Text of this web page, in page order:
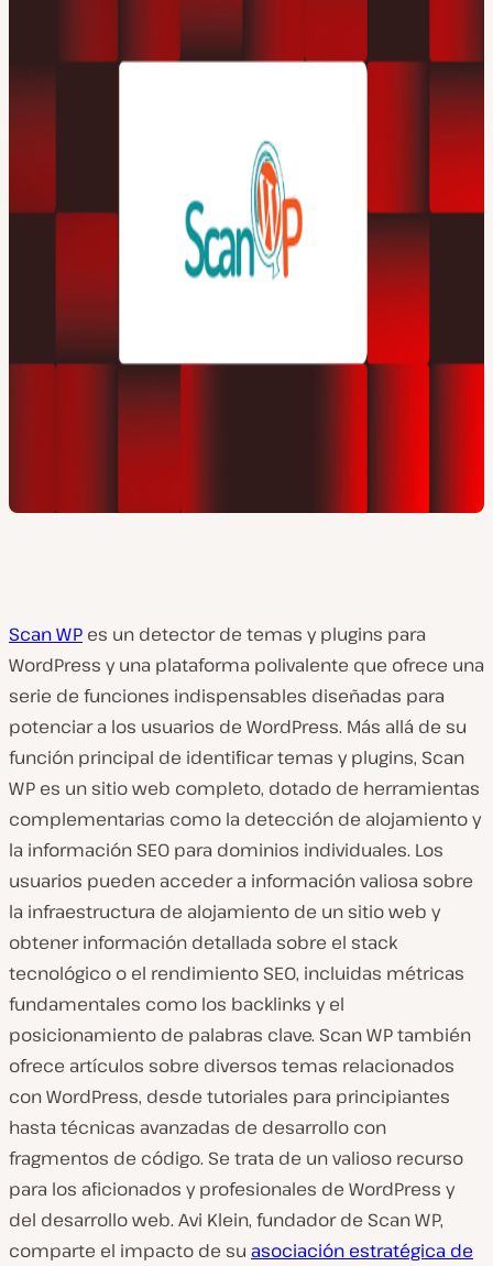
Scan WP es un detector de temas y plugins para
WordPress y una plataforma polivalente que ofrece una
serie de funciones indispensables diseñadas para
potenciar a los usuarios de WordPress. Más allá de su
función principal de identificar temas y plugins, Scan
WP es un sitio web completo, dotado de herramientas
complementarias como la detección de alojamiento y
la información SEO para dominios individuales. Los
usuarios pueden acceder a información valiosa sobre
la infraestructura de alojamiento de un sitio web y
obtener información detallada sobre el stack
tecnológico o el rendimiento SEO, incluidas métricas
fundamentales como los backlinks y el
posicionamiento de palabras clave. Scan WP también
ofrece artículos sobre diversos temas relacionados
con WordPress, desde tutoriales para principiantes
hasta técnicas avanzadas de desarrollo con
fragmentos de código. Se trata de un valioso recurso
para los aficionados y profesionales de WordPress y
del desarrollo web. Avi Klein, fundador de Scan WP,
comparte el impacto de su asociación estratégica de